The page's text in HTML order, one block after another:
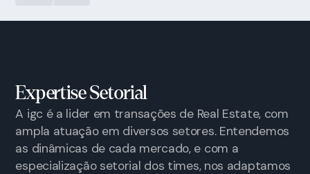
Expertise Setorial
A igc é a lider em transações de Real Estate, com
ampla atuação em diversos setores. Entendemos
as dinâmicas de cada mercado, e com a
especialização setorial dos times, nos adaptamos